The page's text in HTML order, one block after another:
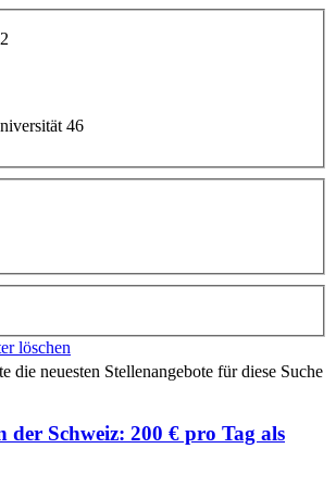
46
löschen
die neuesten Stellenangebote für diese Suche
der Schweiz: 200 € pro Tag als